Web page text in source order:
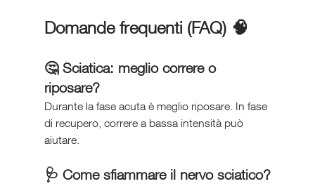
Domande frequenti (FAQ) 🧠
🤔 Sciatica: meglio correre o
riposare?
Durante la fase acuta è meglio riposare. In fase
di recupero, correre a bassa intensità può
aiutare.
🩺 Come sfiammare il nervo sciatico?